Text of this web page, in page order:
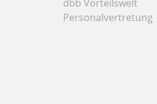
dbb Vorteilswelt
Personalvertretung